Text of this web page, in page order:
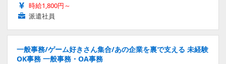
時給1,800円～
派遣社員
一般事務/ゲーム好きさん集合/あの企業を裏で支える 未経験
OK事務 一般事務・OA事務